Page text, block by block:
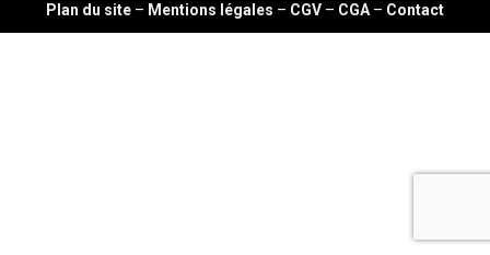
Plan du site – Mentions légales – CGV – CGA– Contact